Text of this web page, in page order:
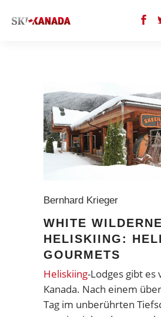
Bernhard Krieger
WHITE
HELISKIING:
GOURMETS
Heliskiing-Lodges gibt es
Kanada. Nach einem
Tag im unberührten